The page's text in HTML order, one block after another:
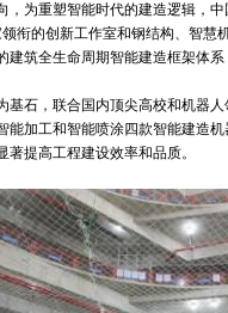
为重塑智能时代的建造逻辑，
衔的创新工作室和钢结构、智
筑全生命周期智能建造框架体
石，联合国内顶尖高校和机器
加工和智能喷涂四款智能建造
提高工程建设效率和品质。